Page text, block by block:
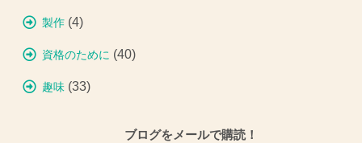
製作 (4)
資格のために (40)
趣味 (33)
ブログをメールで購読！